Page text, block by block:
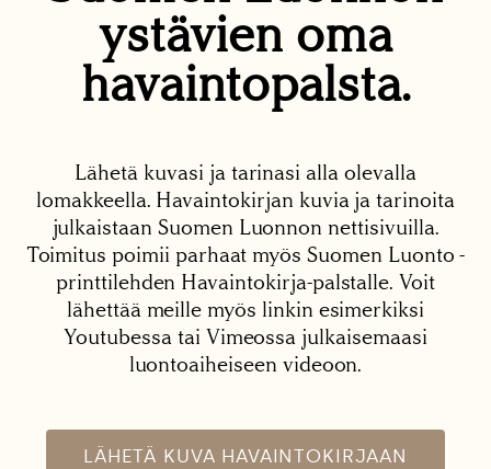
ystävien oma
havaintopalsta.
Lähetä kuvasi ja tarinasi alla olevalla
lomakkeella. Havaintokirjan kuvia ja tarinoita
julkaistaan Suomen Luonnon nettisivuilla.
Toimitus poimii parhaat myös Suomen Luonto -
printtilehden Havaintokirja-palstalle. Voit
lähettää meille myös linkin esimerkiksi
Youtubessa tai Vimeossa julkaisemaasi
luontoaiheiseen videoon.
LÄHETÄ KUVA HAVAINTOKIRJAAN